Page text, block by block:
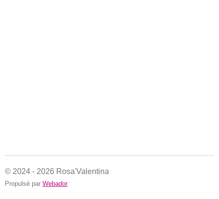
© 2024 - 2026 Rosa'Valentina
Propulsé par Webador